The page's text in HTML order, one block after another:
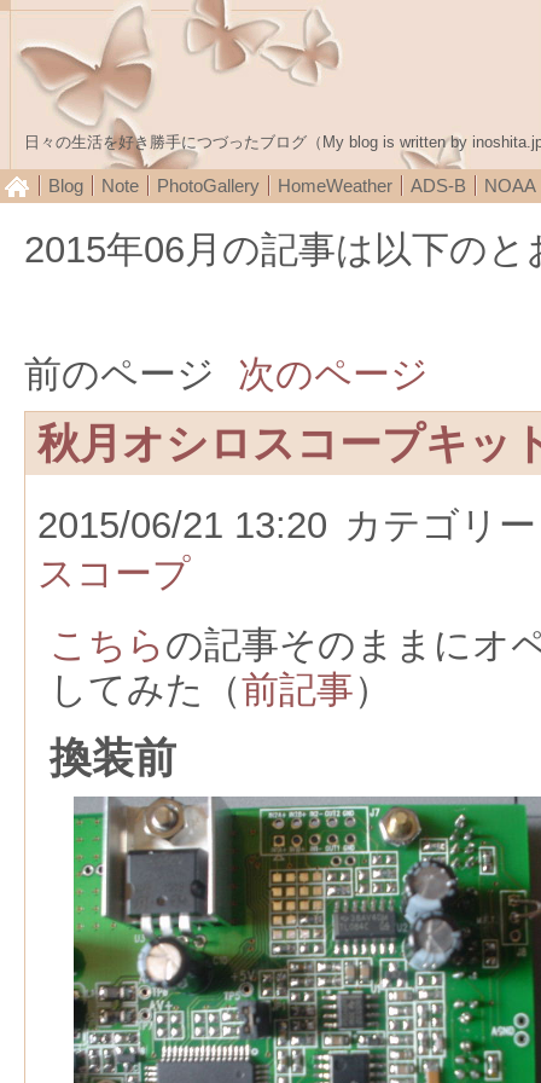
日々の生活を好き勝手につづったブログ（My blog is written by
Blog Note PhotoGallery HomeWeather ADS-B NOAA
2015年06月の記事は以下の
前のページ 次のページ
秋月オシロスコープキッ
2015/06/21 13:20 カテゴリ
スコープ
こちら の記事そのままにオ
してみた（前記事）
換装前